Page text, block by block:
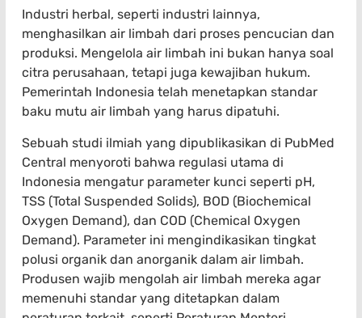
Industri herbal, seperti industri lainnya,
menghasilkan air limbah dari proses pencucian dan
produksi. Mengelola air limbah ini bukan hanya soal
citra perusahaan, tetapi juga kewajiban hukum.
Pemerintah Indonesia telah menetapkan standar
baku mutu air limbah yang harus dipatuhi.
Sebuah studi ilmiah yang dipublikasikan di PubMed
Central menyoroti bahwa regulasi utama di
Indonesia mengatur parameter kunci seperti pH,
TSS (Total Suspended Solids), BOD (Biochemical
Oxygen Demand), dan COD (Chemical Oxygen
Demand). Parameter ini mengindikasikan tingkat
polusi organik dan anorganik dalam air limbah.
Produsen wajib mengolah air limbah mereka agar
memenuhi standar yang ditetapkan dalam